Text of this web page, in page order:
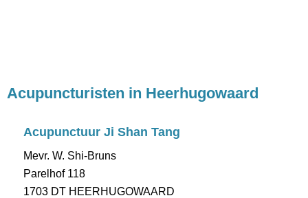
Acupuncturisten in Heerhugowaard
Acupunctuur Ji Shan Tang
Mevr. W. Shi-Bruns
Parelhof 118
1703 DT HEERHUGOWAARD